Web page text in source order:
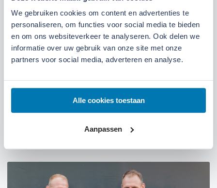
We gebruiken cookies om content en advertenties te
personaliseren, om functies voor social media te bieden
en om ons websiteverkeer te analyseren. Ook delen we
informatie over uw gebruik van onze site met onze
partners voor social media, adverteren en analyse.
Alle cookies toestaan
Aanpassen
Kom langs bij onze locaties
Locatie EdeLocatie Ruinerwold
We zijn gevestigd aan de Broeksteeg 1 in Ede
Maandag t/m zaterdag open. Bereikbaar via0318-
07:00 tot 17:30 uur Maandag t/m vrijdag